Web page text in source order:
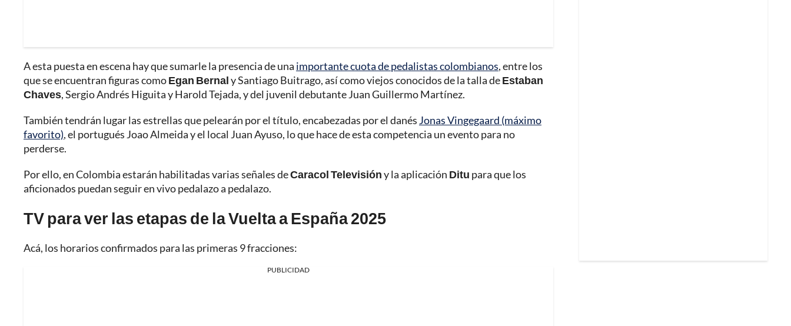
A esta puesta en escena hay que sumarle la presencia de una importante cuota de pedalistas colombianos, entre los
que se encuentran figuras comoEgan Bernaly Santiago Buitrago, así como viejos conocidos de la talla deEstaban
Chaves, Sergio Andrés Higuita y Harold Tejada, y del juvenil debutante Juan Guillermo Martínez.
También tendrán lugar las estrellas que pelearán por el título, encabezadas por el danés Jonas Vingegaard (máximo
favorito), el portugués Joao Almeida y el local Juan Ayuso, lo que hace de esta competencia un evento para no
perderse.
Por ello, en Colombia estarán habilitadas varias señales deCaracol Televisióny la aplicación Ditu para que los
aficionados puedan seguir en vivo pedalazo a pedalazo.
TV para ver las etapas de la Vuelta a España 2025
Acá, los horarios confirmados para las primeras 9 fracciones:
PUBLICIDAD